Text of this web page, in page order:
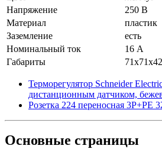
Напряжение
250 В
Материал
пластик
Заземление
есть
Номинальный ток
16 А
Габариты
Терморегулятор Schneider
дистанционным датчиком,
Розетка 224 переносная 3Р+РЕ
Основные страницы